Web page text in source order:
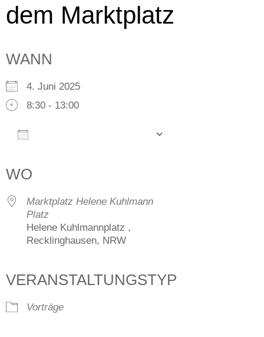
dem Marktplatz
WANN
4. Juni 2025
8:30 - 13:00
WO
Marktplatz Helene Kuhlmann
Platz
Helene Kuhlmannplatz ,
Recklinghausen, NRW
VERANSTALTUNGSTYP
Vorträge